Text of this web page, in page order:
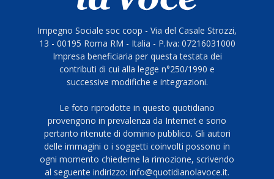
Impegno Sociale soc coop - Via del Casale Strozzi,
13 - 00195 Roma RM - Italia - P.Iva: 07216031000
Impresa beneficiaria per questa testata dei
contributi di cui alla legge n°250/1990 e
successive modifiche e integrazioni.
Le foto riprodotte in questo quotidiano
provengono in prevalenza da Internet e sono
pertanto ritenute di dominio pubblico. Gli autori
delle immagini o i soggetti coinvolti possono in
ogni momento chiederne la rimozione, scrivendo
al seguente indirizzo: info@quotidianolavoce.it.